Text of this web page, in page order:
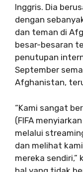
Inggris. Dia
dengan
dan teman di
besar-besaran
penutupan
September
Afghanistan,
“Kami sangat
(FIFA
melalui
dan melihat
mereka sendiri,”